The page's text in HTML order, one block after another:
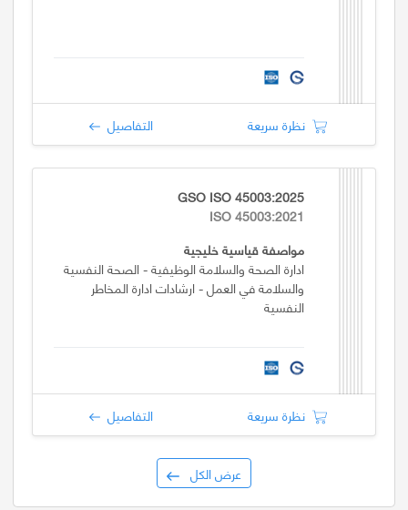
نظرة سريعة التفاصيل
GSO ISO 45003:2025
ISO 45003:2021
مواصفة قياسية خليجية
ادارة الصحة والسلامة الوظيفية - الصحة النفسية
والسلامة في العمل - ارشادات ادارة المخاطر
النفسية
نظرة سريعة التفاصيل
عرض الكل